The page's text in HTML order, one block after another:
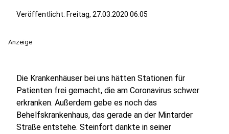
Veröffentlicht: Freitag, 27.03.2020 06:05
Anzeige
Die Krankenhäuser bei uns hätten Stationen für
Patienten frei gemacht, die am Coronavirus schwer
erkranken. Außerdem gebe es noch das
Behelfskrankenhaus, das gerade an der Mintarder
Straße entstehe. Steinfort dankte in seiner